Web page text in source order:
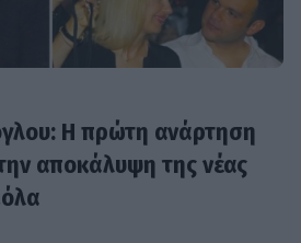
Η πρώτη ανάρτηση
αποκάλυψη της νέας